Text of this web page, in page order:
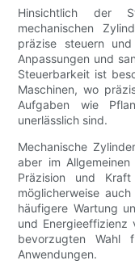
Hinsichtlich der
mechanischen
präzise steuern
Anpassungen und
Steuerbarkeit ist
Maschinen, wo
Aufgaben wie
unerlässlich sind.
Mechanische
aber im
Präzision und
möglicherweise
häufigere Wartung
und Energieeffizienz
bevorzugten Wahl
Anwendungen.